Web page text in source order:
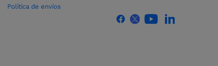
Política de envíos